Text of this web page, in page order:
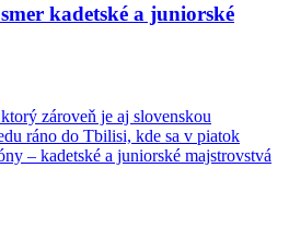
kadetské a juniorské
zároveň je aj slovenskou
ráno do Tbilisi, kde sa v piatok
– kadetské a juniorské majstrovstvá